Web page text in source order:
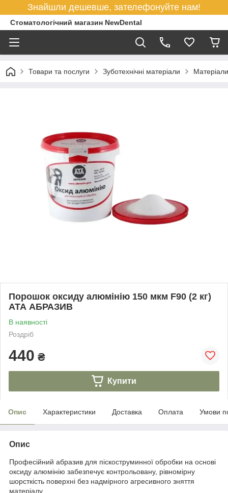
Знайшли дешевше, зателефонуйте нам!
Стоматологічний магазин NewDental
Товари та послуги Зуботехнічні матеріали
Порошок оксиду алюмінію 150 мкм F90 (2 кг)
АТА АБРАЗИВ
В наявності
Роздріб
440 ₴
Купити
Опис Характеристики Доставка Оплата Умови
Опис
Професійний абразив для піскоструминної обробки на основі
оксиду алюмінію забезпечує контрольовану, рівномірну
шорсткість поверхні без надмірного агресивного зняття
матеріалу.